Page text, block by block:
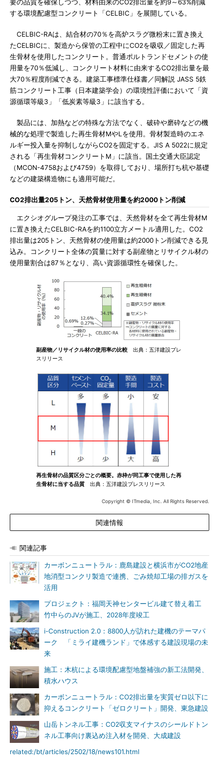
要の品質を確保しつつ、材料由来のCO2排出量を約9～63%削減
する環境配慮型コンクリート「CELBIC」を展開している。
CELBIC-RAは、結合材の70％を高炉スラグ微粉末に置き換え
たCELBICに、製造から保管の工程中にCO2を吸収／固定した再
生骨材を使用したコンクリート。普通ポルトランドセメントの使
用量を70％低減し、コンクリート材料に由来するCO2排出量を最
大70％程度削減できる。建築工事標準仕様書／同解説 JASS 5鉄
筋コンクリート工事（日本建築学会）の環境性評価において「資
源循環等級3」「低炭素等級3」に該当する。
製品には、加熱などの特殊な方法でなく、破砕や磨砕などの機
械的な処理で製造した再生骨材MやLを使用。骨材製造時のエネ
ルギー投入量を抑制しながらCO2を固定する。JIS A 5022に規定
される「再生骨材コンクリートM」に該当。国土交通大臣認定
（MCON-4758および4759）を取得しており、場所打ち杭や基礎
などの建築構造物にも適用可能だ。
CO2排出量205トン、天然骨材使用量を約2000トン削減
エクシオグループ発注の工事では、天然骨材を全て再生骨材M
に置き換えたCELBIC-RAを約1100立方メートル適用した。CO2
排出量は205トン、天然骨材の使用量は約2000トン削減できる見
込み。コンクリート全体の質量に対する副産物とリサイクル材の
使用量割合は87％となり、高い資源循環性を確保した。
副産物／リサイクル材の使用率の比較 出典：五洋建設プレ
スリリース
再生骨材の品質区分ごとの概要。赤枠が同工事で使用した再
生骨材に当する品質 出典：五洋建設プレスリリース
Copyright © ITmedia, Inc. All Rights Reserved.
関連情報
関連記事
カーボンニュートラル：鹿島建設と横浜市がCO2地産
地消型コンクリ製造で連携、ごみ焼却工場の排ガスを
活用
プロジェクト：福岡天神センタービル建て替え着工
竹中らのJVが施工、2028年度竣工
i-Construction 2.0：8800人が訪れた建機のテーマパ
ーク 「ミライ建機ランド」で体感する建設現場の未
来
施工：木杭による環境配慮型地盤補強の新工法開発、
積水ハウス
カーボンニュートラル：CO2排出量を実質ゼロ以下に
抑えるコンクリート「ゼロクリート」開発、東急建設
山岳トンネル工事：CO2収支マイナスのシールドトン
ネル工事向け裏込め注入材を開発、大成建設
related:/bt/articles/2502/18/news101.html